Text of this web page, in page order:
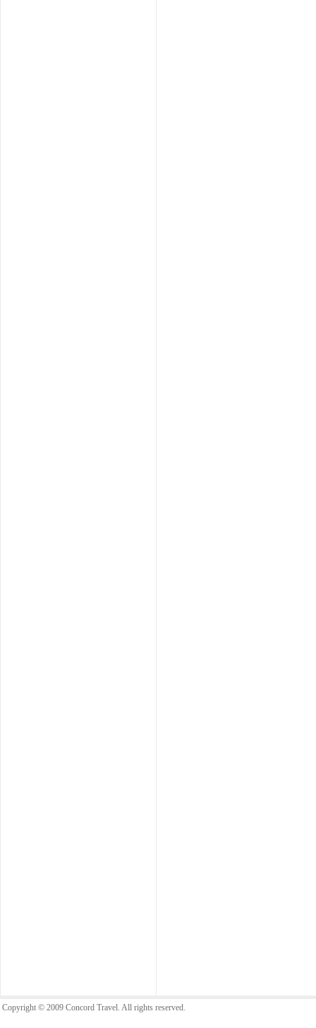
Copyright © 2009 Concord Travel. All rights reserved.